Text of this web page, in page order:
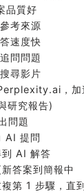
品質好
考來源
速度快
問問題
尋影片
，加
研究報告)
問題
AI 提問
AI 解答
答案到簡報中
第 1 步驟，直